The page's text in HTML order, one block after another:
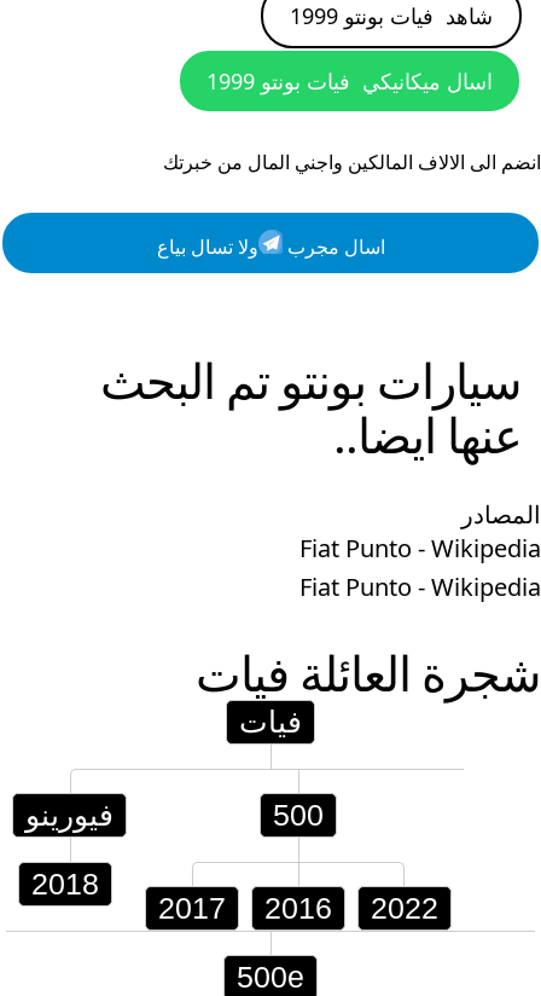
شاهد فيات بونتو 1999
اسال ميكانيكي فيات بونتو 1999
انضم الى الالاف المالكين واجني المال من خبرتك
اسال مجرب ولا تسال بياع
سيارات بونتو تم البحث
عنها ايضا..
المصادر
Fiat Punto - Wikipedia
Fiat Punto - Wikipedia
شجرة العائلة فيات
فيات
فيورينو
2018
500
2017 2016 2022
500e